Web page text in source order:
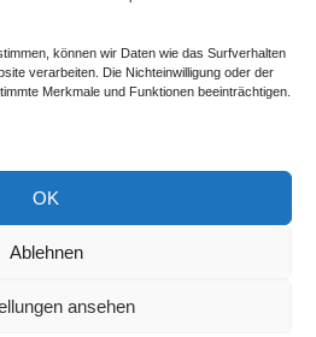
können wir Daten wie das Surfverhalten
verarbeiten. Die Nichteinwilligung oder der
Merkmale und Funktionen beeinträchtigen.
OK
Ablehnen
ansehen